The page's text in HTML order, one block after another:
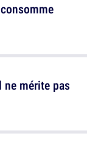
mérite pas